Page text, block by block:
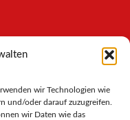
wir Technologien wie
und/oder darauf zuzugreifen.
wir Daten wie das